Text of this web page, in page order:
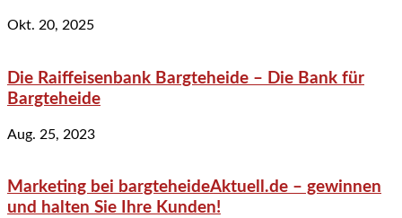
Okt. 20, 2025
Die Raiffeisenbank Bargteheide – Die Bank für
Bargteheide
Aug. 25, 2023
Marketing bei bargteheideAktuell.de – gewinnen
und halten Sie Ihre Kunden!